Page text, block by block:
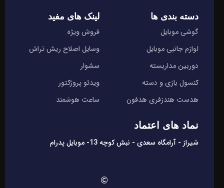
دسته بندی ها
گوشی موبایل
لوازم جانبی موبایل
دوربین مداربسته
کنسول بازی و دسته
هدست هندزفری هدفون
لینک های مفید
فروش ویژه
وسایل اصلاح ریش تراش
سشوار
ویدئو پروژکتور
ساعت هوشمند
نماد های اعتماد
شیراز - آرامگاه سعدی - نبش کوچه 13- موبایل پدرام